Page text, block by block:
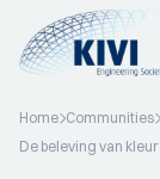
Home Communities
De beleving van kleur